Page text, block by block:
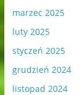
marzec 2025
luty 2025
styczeń 2025
grudzień 2024
listopad 2024